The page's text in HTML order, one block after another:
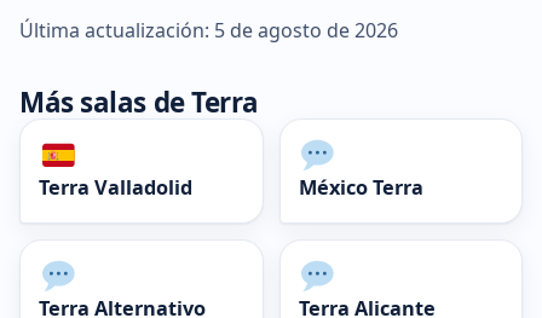
Última actualización: 5 de agosto de 2026
Más salas de Terra
Terra Valladolid México Terra
Terra Alternativo Terra Alicante